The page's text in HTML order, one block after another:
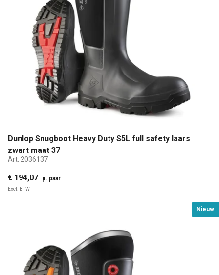
Dunlop Snugboot Heavy Duty S5L full safety laars
zwart maat 37
Art: 2036137
€ 194,07 p. paar
Excl. BTW
Nieuw